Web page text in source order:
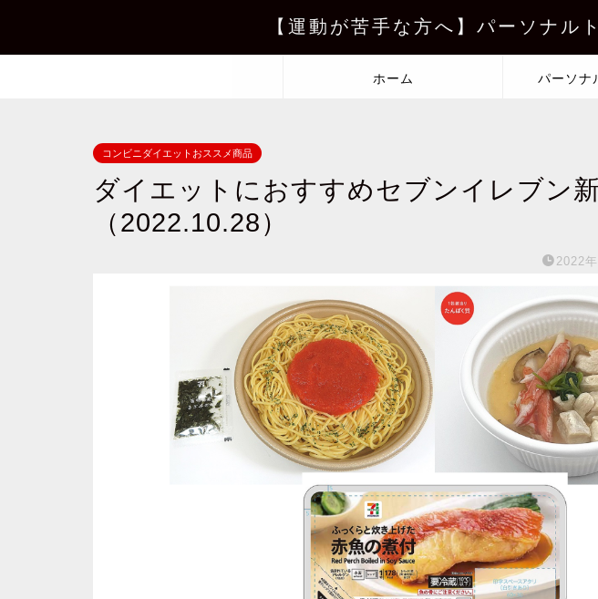
【運動が苦手な方へ】パーソナル
ホーム パーソナ
コンビニダイエットおススメ商品
ダイエットにおすすめセブンイレブン
（2022.10.28）
2022